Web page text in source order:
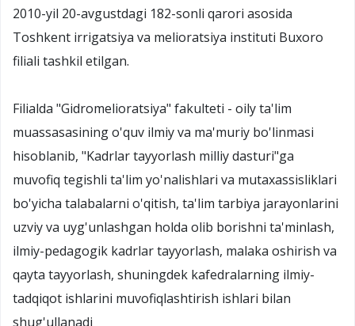
2010-yil 20-avgustdagi 182-sonli qarori asosida
Toshkent irrigatsiya va melioratsiya instituti Buxoro
filiali tashkil etilgan.
Filialda "Gidromelioratsiya" fakulteti - oily ta'lim
muassasasining o'quv ilmiy va ma'muriy bo'linmasi
hisoblanib, "Kadrlar tayyorlash milliy dasturi"ga
muvofiq tegishli ta'lim yo'nalishlari va mutaxassisliklari
bo'yicha talabalarni o'qitish, ta'lim tarbiya jarayonlarini
uzviy va uyg'unlashgan holda olib borishni ta'minlash,
ilmiy-pedagogik kadrlar tayyorlash, malaka oshirish va
qayta tayyorlash, shuningdek kafedralarning ilmiy-
tadqiqot ishlarini muvofiqlashtirish ishlari bilan
shug'ullanadi